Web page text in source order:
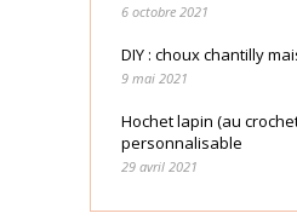
6 octobre 2021
DIY : choux chantilly
9 mai 2021
Hochet lapin (au
personnalisable
29 avril 2021